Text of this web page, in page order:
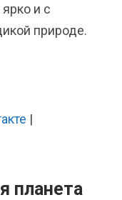
и с
природе.
|
планета